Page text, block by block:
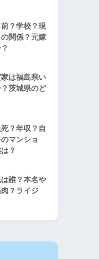
？学校？現
関係？元嫁
は福島県い
茨城県のど
？年収？自
マンショ
？
誰？本名や
？ライジ